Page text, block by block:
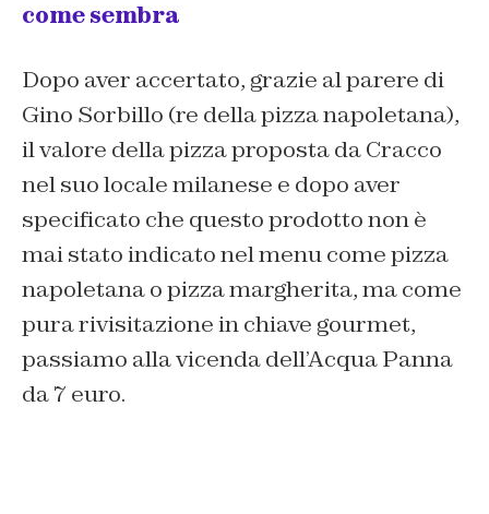
come sembra
Dopo aver accertato, grazie al parere di
Gino Sorbillo (re della pizza napoletana),
il valore della pizza proposta da Cracco
nel suo locale milanese e dopo aver
specificato che questo prodotto non è
mai stato indicato nel menu come pizza
napoletana o pizza margherita, ma come
pura rivisitazione in chiave gourmet,
passiamo alla vicenda dell’Acqua Panna
da 7 euro.